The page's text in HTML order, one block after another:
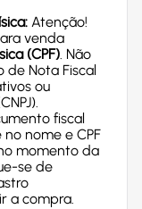
Atenção!
venda
(CPF). Não
de Nota Fiscal
ou
fiscal
nome e CPF
momento da
se de
a compra.